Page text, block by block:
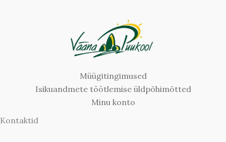
Müügitingimused
Isikuandmete töötlemise üldpõhimõtted
Minu konto
Kontaktid